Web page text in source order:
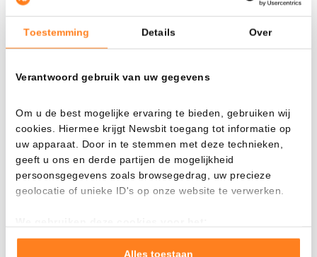
Toestemming Details Over
Verantwoord gebruik van uw gegevens
Om u de best mogelijke ervaring te bieden, gebruiken wij
cookies. Hiermee krijgt Newsbit toegang tot informatie op
uw apparaat. Door in te stemmen met deze technieken,
geeft u ons en derde partijen de mogelijkheid
persoonsgegevens zoals browsegedrag, uw precieze
geolocatie of unieke ID's op onze website te verwerken.
Goed laten functioneren van deze website
Verzamelen van gebruiksstatistieken
Alles toestaan
Mira cuánto valor tendrías hoy si hubieras
aplicado el dollar-cost averaging en distintas
Cada Desde
$
---